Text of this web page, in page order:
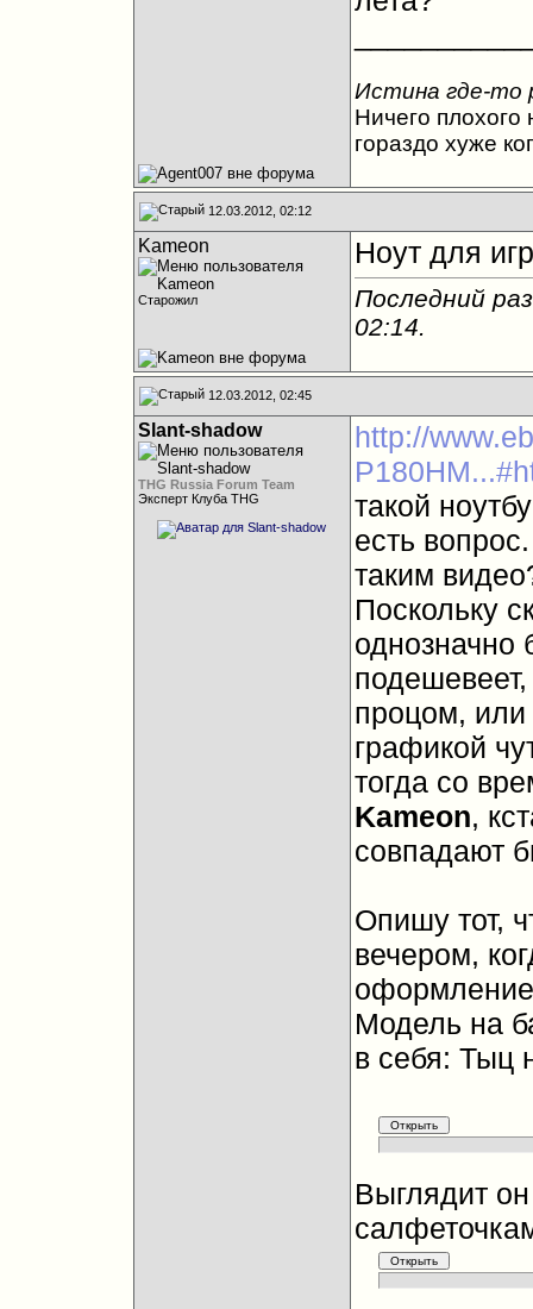
Истина где-то
Ничего плохого
гораздо хуже
12.03.2012, 02:12
Kameon
Старожил
Ноут для
Последний
02:14.
12.03.2012, 02:45
Slant-shadow
THG Russia Forum Team
Эксперт Клуба THG
http://
такой
есть
таким
Поскольку
однозначно
процом, или
графикой
тогда со
Kameon,
совпадают
Опишу тот,
вечером,
Модель на
в себя: Тыц
Выглядит